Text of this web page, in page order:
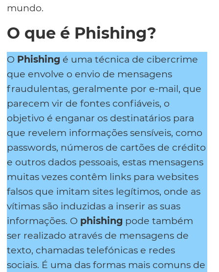
mundo.
O que é Phishing?
O Phishing é uma técnica de cibercrime
que envolve o envio de mensagens
fraudulentas, geralmente por e-mail, que
parecem vir de fontes confiáveis, o
objetivo é enganar os destinatários para
que revelem informações sensíveis, como
passwords, números de cartões de crédito
e outros dados pessoais, estas mensagens
muitas vezes contêm links para websites
falsos que imitam sites legítimos, onde as
vítimas são induzidas a inserir as suas
informações. O phishing pode também
ser realizado através de mensagens de
texto, chamadas telefónicas e redes
sociais. É uma das formas mais comuns de